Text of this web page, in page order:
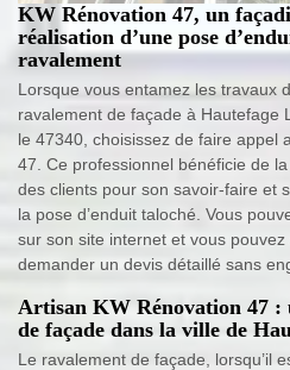
KW Rénovation 47, un
réalisation d’une pose
ravalement
Lorsque vous entamez les travaux
ravalement de façade à Hautefage
le 47340, choisissez de faire appel
47. Ce professionnel bénéficie de
des clients pour son savoir-faire et
la pose d’enduit taloché. Vous
sur son site internet et vous
demander un devis détaillé sans
Artisan KW Rénovation 47 :
de façade dans la ville de
Le ravalement de façade, lorsqu’il